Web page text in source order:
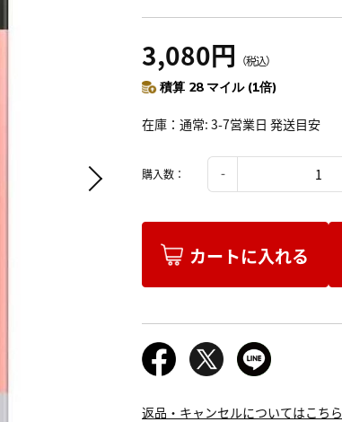
3,080円 （税込）
積算 28 マイル (1倍)
在庫 通常: 3-7営業日 発送目安
購入数：
カートに入れる
返品・キャンセルについてはこちら